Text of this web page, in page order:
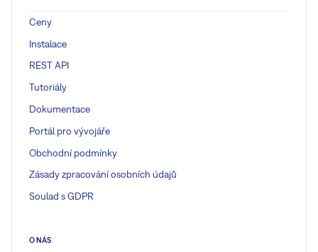
Ceny
Instalace
REST API
Tutoriály
Dokumentace
Portál pro vývojáře
Obchodní podmínky
Zásady zpracování osobních údajů
Soulad s GDPR
O NÁS